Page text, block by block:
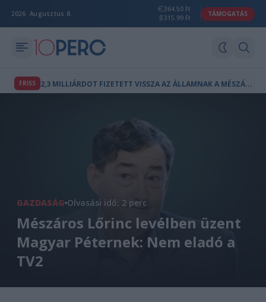
2026. Augusztus 8.
364.50 Ft
315.99 Ft
TÁMOGATÁS
FRISS 2
,3 MILLIÁRDOT FIZETETT VISSZA AZ ÁLLAMNAK A MÉSZÁROS LŐRINCHEZ KÖTHETŐ MAGÁNTŐKEALAP
GAZDASÁG Olvasási idő: 2 perc
Mészáros Lőrinc levélben üzent
Magyar Péternek: Nem eladó a
TV2